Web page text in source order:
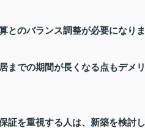
とのバランス調整が必要になりま
までの期間が長くなる点もデメリ
証を重視する人は、新築を検討し